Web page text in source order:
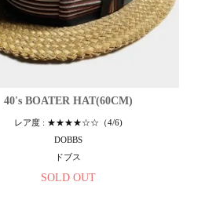
40's BOATER HAT(60CM)
レア度 : ★★★★☆☆（4/6)
DOBBS
ドブス
SOLD OUT